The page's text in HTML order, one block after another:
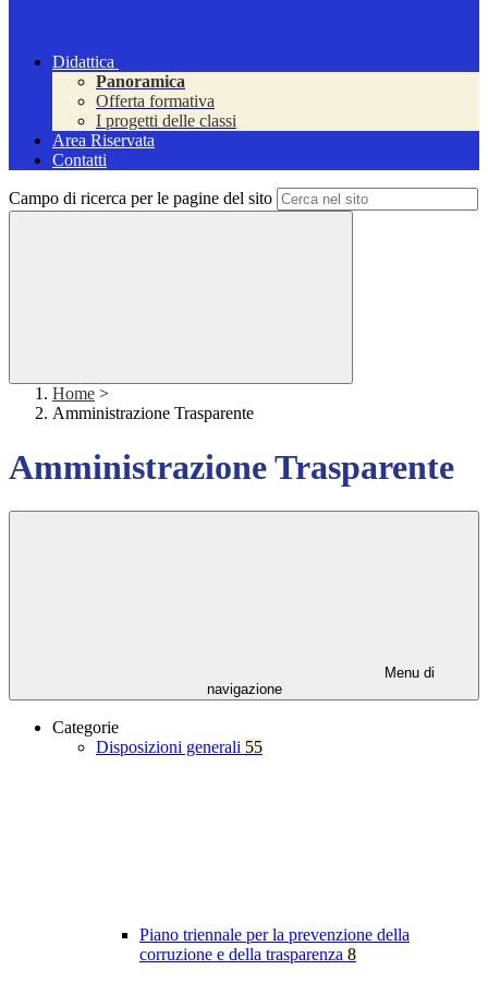
Didattica
Panoramica
Offerta formativa
I progetti delle classi
Area Riservata
Contatti
Campo di ricerca per le pagine del sito
Home >
Amministrazione Trasparente
Amministrazione Trasparente
Menu di
navigazione
Categorie
Disposizioni generali 55
Piano triennale per la prevenzione della
corruzione e della trasparenza 8